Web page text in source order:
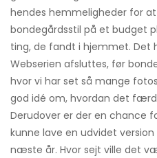
hendes hemmeligheder for
bondegårdsstil på et budget
ting, de fandt i hjemmet. Det
Webserien afsluttes, før
hvor vi har set så mange
god idé om, hvordan det
Derudover er der en chance
kunne lave en udvidet
næste år. Hvor sejt ville det